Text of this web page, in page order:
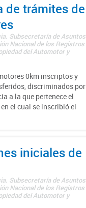
de trámites de
Subsecretaría de Asuntos
Nacional de los Registros
del Automotor y
0km inscriptos y
discriminados por
a la que pertenece el
el cual se inscribió el
iniciales de
Subsecretaría de Asuntos
Nacional de los Registros
del Automotor y